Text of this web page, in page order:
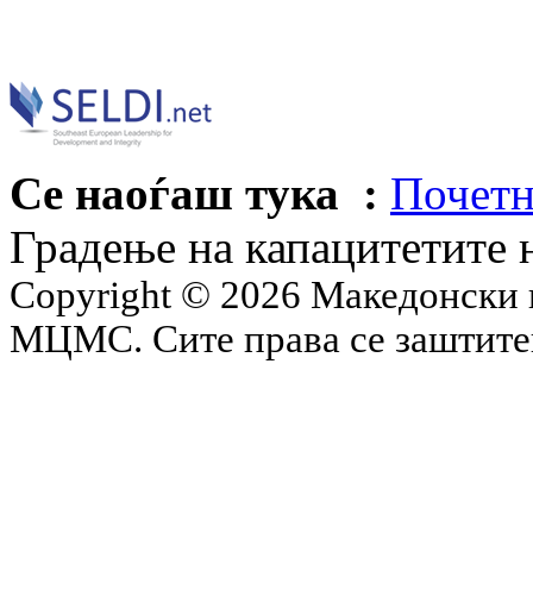
Се наоѓаш тука :
Градење на
Copyright © 2026 Македонски
МЦМС. Сите права се